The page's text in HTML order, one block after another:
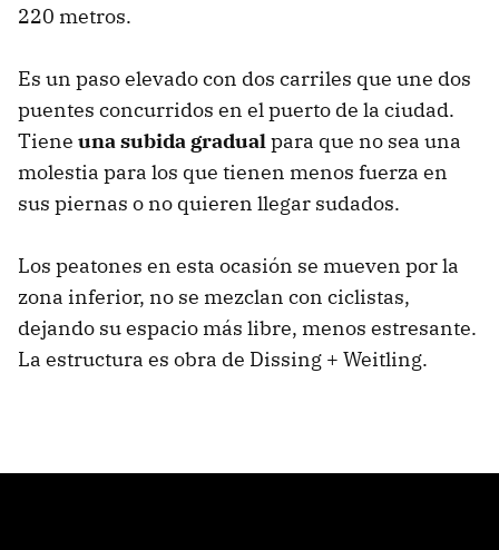
220 metros.
Es un paso elevado con dos carriles que une dos
puentes concurridos en el puerto de la ciudad.
Tiene una subida gradualpara que no sea una
molestia para los que tienen menos fuerza en
sus piernas o no quieren llegar sudados.
Los peatones en esta ocasión se mueven por la
zona inferior, no se mezclan con ciclistas,
dejando su espacio más libre, menos estresante.
La estructura es obra de Dissing + Weitling.